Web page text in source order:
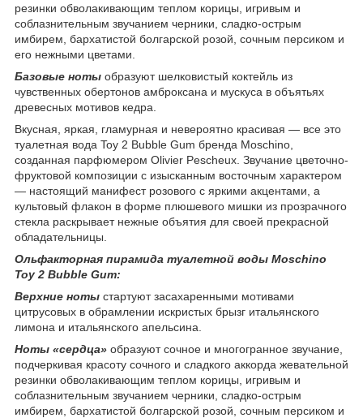
резинки обволакивающим теплом корицы, игривым и
соблазнительным звучанием черники, сладко-острым
имбирем, бархатистой болгарской розой, сочным персиком и
его нежными цветами.
Базовые ноты образуют шелковистый коктейль из
чувственных обертонов амброксана и мускуса в объятьях
древесных мотивов кедра.
Вкусная, яркая, гламурная и невероятно красивая — все это
туалетная вода Toy 2 Bubble Gum бренда Moschino,
созданная парфюмером Olivier Pescheux. Звучание цветочно-
фруктовой композиции с изысканным восточным характером
— настоящий манифест розового с яркими акцентами, а
культовый флакон в форме плюшевого мишки из прозрачного
стекла раскрывает нежные объятия для своей прекрасной
обладательницы.
Ольфакторная пирамида туалетной воды Moschino
Toy 2 Bubble Gum:
Верхние ноты стартуют засахаренными мотивами
цитрусовых в обрамлении искристых брызг итальянского
лимона и итальянского апельсина.
Ноты «сердца» образуют сочное и многогранное звучание,
подчеркивая красоту сочного и сладкого аккорда жевательной
резинки обволакивающим теплом корицы, игривым и
соблазнительным звучанием черники, сладко-острым
имбирем, бархатистой болгарской розой, сочным персиком и